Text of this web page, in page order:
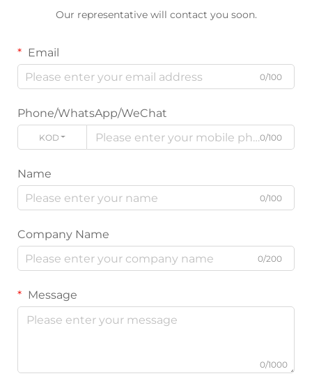
Our representative will contact you soon.
Email
0/100
Phone/WhatsApp/WeChat
KOD 0/100
Name
0/100
Company Name
0/200
Message
0/1000